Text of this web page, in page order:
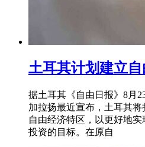
土耳其计划建立
据土耳其《自由日报》8月
加拉扬最近宣布，土耳其
自由经济特区，以更好地
投资的目标。在原自